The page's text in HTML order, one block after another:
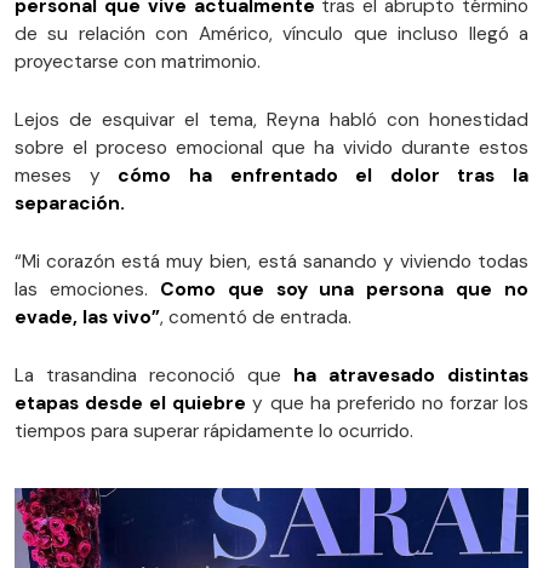
personal que vive actualmente tras el abrupto término
de su relación con Américo, vínculo que incluso llegó a
proyectarse con matrimonio.
Lejos de esquivar el tema, Reyna habló con honestidad
sobre el proceso emocional que ha vivido durante estos
meses y cómo ha enfrentado el dolor tras la
separación.
“Mi corazón está muy bien, está sanando y viviendo todas
las emociones. Como que soy una persona que no
evade, las vivo”, comentó de entrada.
La trasandina reconoció que ha atravesado distintas
etapas desde el quiebre y que ha preferido no forzar los
tiempos para superar rápidamente lo ocurrido.